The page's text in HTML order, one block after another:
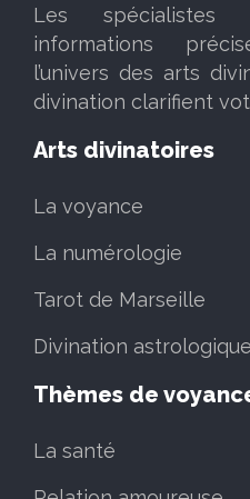
Les
informations
l’univers des arts
divination clarifient
Arts divinatoires
La voyance
La numérologie
Tarot de Marseille
Divination astrologique
Thèmes de
La santé